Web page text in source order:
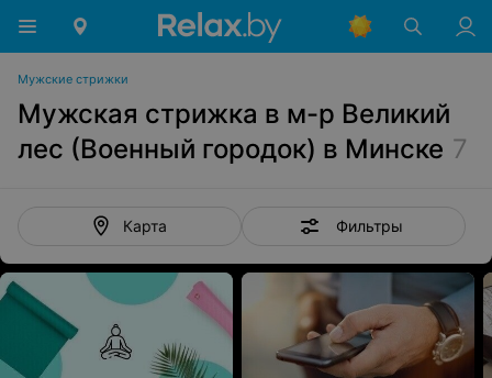
Мужские стрижки
Мужская стрижка в м-р Великий
лес (Военный городок) в Минске 7
Карта Фильтры